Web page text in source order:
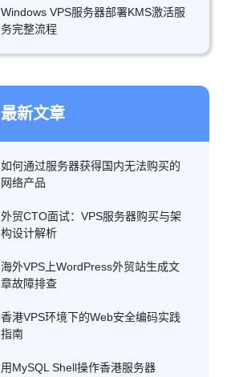
Windows VPS服务器部署KMS激活服
务完整流程
最新文章
如何通过服务器获得国内无法购买的
网络产品
外贸CTO面试：VPS服务器购买与架
构设计解析
海外VPS上WordPress外贸站生成文
章故障排查
香港VPS环境下的Web安全编码实践
指南
用MySQL Shell操作香港服务器